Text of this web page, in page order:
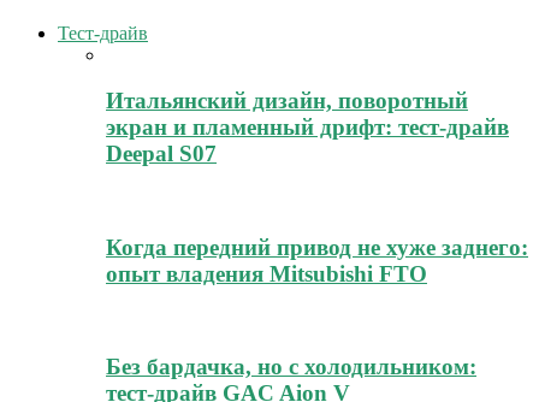
Тест-драйв
Итальянский дизайн, поворотный
экран и пламенный дрифт: тест-драйв
Deepal S07
Когда передний привод не хуже заднего:
опыт владения Mitsubishi FTO
Без бардачка, но с холодильником:
тест-драйв GAC Aion V